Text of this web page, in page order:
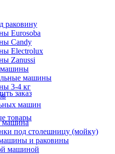
товары
раковину
Eurosoba
Candy
Electrolux
Zanussi
машины
машины
3-4 кг
машин
машина
под столешницу (мойку)
и раковины
машиной